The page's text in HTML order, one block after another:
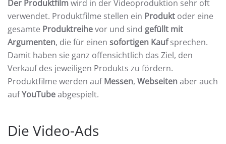
Der Produktfilmwird in der Videoproduktion sehr oft
verwendet. Produktfilme stellen ein Produkt oder eine
gesamte Produktreihevor und sind gefüllt mit
Argumenten, die für einen sofortigen Kaufsprechen.
Damit haben sie ganz offensichtlich das Ziel, den
Verkauf des jeweiligen Produkts zu fördern.
Produktfilme werden aufMessen, Webseitenaber auch
aufYouTubeabgespielt.
Die Video-Ads